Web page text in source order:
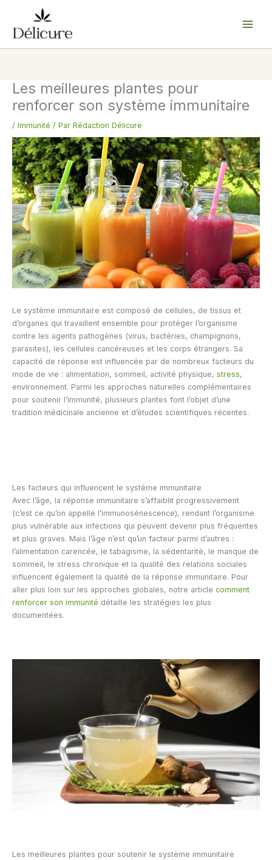
contenu
Les meilleures plantes pour
renforcer son système immunitaire
/ Immunité / Par Rédaction Délicure
Le système immunitaire est composé de cellules, de tissus et
d’organes qui travaillent ensemble pour protéger l’organisme
contre les agents pathogènes (virus, bactéries, champignons,
parasites), les cellules cancéreuses et les corps étrangers. Sa
capacité de réponse est influencée par de nombreux facteurs du
mode de vie : alimentation, sommeil, activité physique, stress,
environnement. Parmi les approches naturelles complémentaires
pour soutenir l’immunité, plusieurs plantes font l’objet d’une
tradition médicinale ancienne et d’études scientifiques récentes.
Les facteurs qui influencent le système immunitaire
Avec l’âge, la réponse immunitaire s’affaiblit progressivement
(c’est ce qu’on appelle l’immunosénescence), rendant l’organisme
plus vulnérable aux infections qui peuvent devenir plus fréquentes
et plus graves. Mais l’âge n’est qu’un facteur parmi d’autres :
l’alimentation carencée, le tabagisme, la sédentarité, le manque de
sommeil, le stress chronique et la qualité des relations sociales
influencent également la qualité de la réponse immunitaire. Pour
aller plus loin sur les approches globales, notre article comment
renforcer son immunité détaille les stratégies les plus
documentées.
Les meilleures plantes pour soutenir le système immunitaire